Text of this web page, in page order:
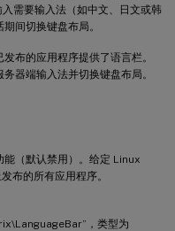
需要输入法（如中文、日文或韩
间切换键盘布局。
布的应用程序提供了语言栏。
器端输入法并切换键盘布局。
能（默认禁用）。给定 Linux
布的所有应用程序。
，类型为